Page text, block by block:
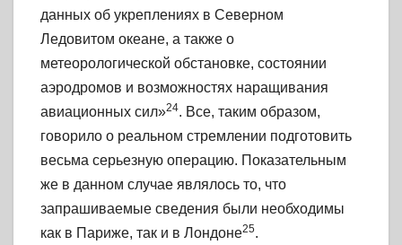
данных об укреплениях в Северном
Ледовитом океане, а также о
метеорологической обстановке, состоянии
аэродромов и возможностях наращивания
авиационных сил»24. Все, таким образом,
говорило о реальном стремлении подготовить
весьма серьезную операцию. Показательным
же в данном случае являлось то, что
запрашиваемые сведения были необходимы
как в Париже, так и в Лондоне25.